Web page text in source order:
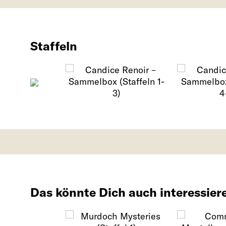
Staffeln
Das könnte Dich auch